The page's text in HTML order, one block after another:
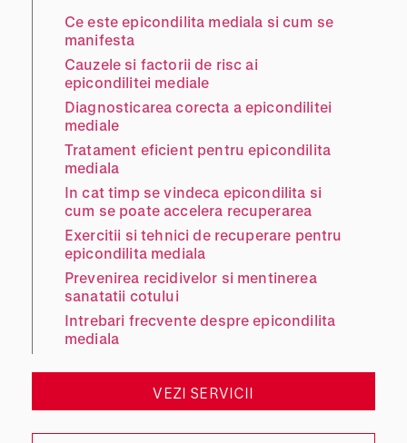
Ce este epicondilita mediala si cum se
manifesta
Cauzele si factorii de risc ai
epicondilitei mediale
Diagnosticarea corecta a epicondilitei
mediale
Tratament eficient pentru epicondilita
mediala
In cat timp se vindeca epicondilita si
cum se poate accelera recuperarea
Exercitii si tehnici de recuperare pentru
epicondilita mediala
Prevenirea recidivelor si mentinerea
sanatatii cotului
Intrebari frecvente despre epicondilita
mediala
VEZI SERVICII